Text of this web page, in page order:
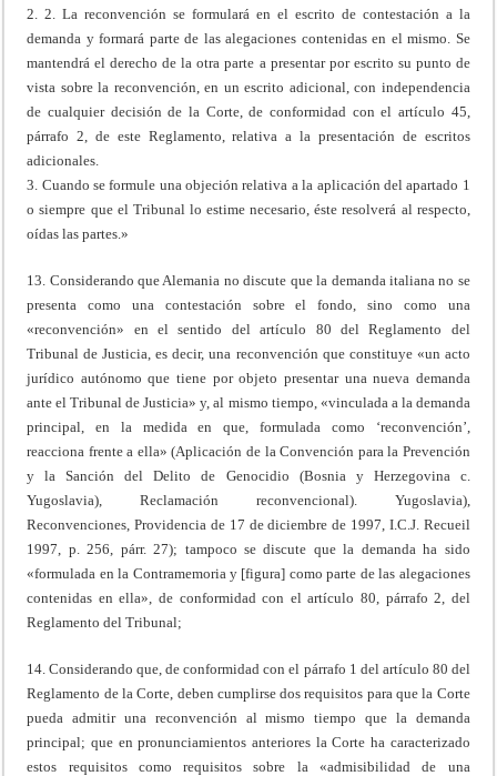
2. 2. La reconvención se formulará en el escrito de contestación a la
demanda y formará parte de las alegaciones contenidas en el mismo. Se
mantendrá el derecho de la otra parte a presentar por escrito su punto de
vista sobre la reconvención, en un escrito adicional, con independencia
de cualquier decisión de la Corte, de conformidad con el artículo 45,
párrafo 2, de este Reglamento, relativa a la presentación de escritos
adicionales.
3. Cuando se formule una objeción relativa a la aplicación del apartado 1
o siempre que el Tribunal lo estime necesario, éste resolverá al respecto,
oídas las partes.»
13. Considerando que Alemania no discute que la demanda italiana no se
presenta como una contestación sobre el fondo, sino como una
«reconvención» en el sentido del artículo 80 del Reglamento del
Tribunal de Justicia, es decir, una reconvención que constituye «un acto
jurídico autónomo que tiene por objeto presentar una nueva demanda
ante el Tribunal de Justicia» y, al mismo tiempo, «vinculada a la demanda
principal, en la medida en que, formulada como ‘reconvención’,
reacciona frente a ella» (Aplicación de la Convención para la Prevención
y la Sanción del Delito de Genocidio (Bosnia y Herzegovina c.
Yugoslavia), Reclamación reconvencional). Yugoslavia),
Reconvenciones, Providencia de 17 de diciembre de 1997, I.C.J. Recueil
1997, p. 256, párr. 27); tampoco se discute que la demanda ha sido
«formulada en la Contramemoria y [figura] como parte de las alegaciones
contenidas en ella», de conformidad con el artículo 80, párrafo 2, del
Reglamento del Tribunal;
14. Considerando que, de conformidad con el párrafo 1 del artículo 80 del
Reglamento de la Corte, deben cumplirse dos requisitos para que la Corte
pueda admitir una reconvención al mismo tiempo que la demanda
principal; que en pronunciamientos anteriores la Corte ha caracterizado
estos requisitos como requisitos sobre la «admisibilidad de una